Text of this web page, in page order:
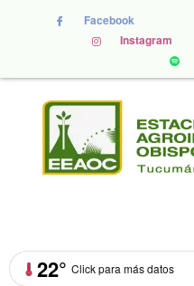
Facebook
Instagram
22° Click para más datos